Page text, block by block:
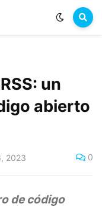
un
abierto
2023 0
de código